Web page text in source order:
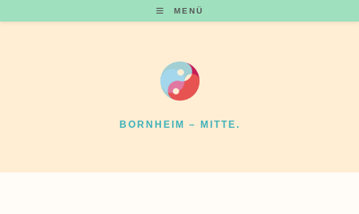
MENÜ
BORNHEIM – MITTE.